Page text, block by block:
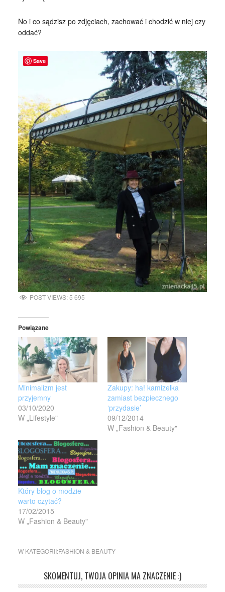
No i co sądzisz po zdjęciach, zachować i chodzić w niej czy
oddać?
POST VIEWS:5 695
Powiązane
Minimalizm jest
przyjemny
03/10/2020
W „Lifestyle"
Zakupy: ha! kamizelka
zamiast bezpiecznego
‘przydasie’
09/12/2014
W „Fashion & Beauty"
Który blog o modzie
warto czytać?
17/02/2015
W „Fashion & Beauty"
W KATEGORII:FASHION & BEAUTY
SKOMENTUJ, TWOJA OPINIA MA ZNACZENIE :)
Save